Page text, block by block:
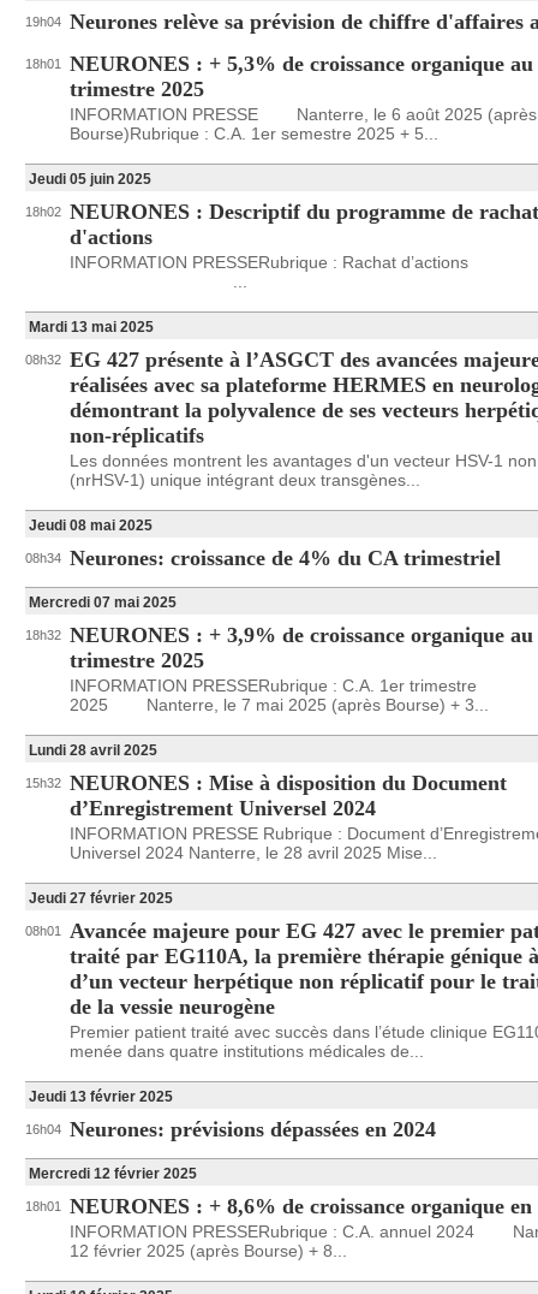
19h04 Neurones relève sa prévision de chiffre d'affaires
18h01
NEURONES : + 5,3% de croissance organique au
trimestre 2025
INFORMATION PRESSE Nanterre, le 6 août 2025 (après
Bourse)Rubrique : C.A. 1er semestre 2025 + 5...
Jeudi 05 juin 2025
18h02 NEURONES : Descriptif du programme de rachat
d'actions
INFORMATION PRESSERubrique : Rachat d’actions
Mardi 13 mai 2025
08h32 EG 427 présente à l’ASGCT des avancées
réalisées avec sa plateforme HERMES en
démontrant la polyvalence de ses vecteurs
non-réplicatifs
Les données montrent les avantages d'un vecteur HSV-1
(nrHSV-1) unique intégrant deux transgènes...
Jeudi 08 mai 2025
08h34 Neurones: croissance de 4% du CA trimestriel
Mercredi 07 mai 2025
18h32 NEURONES : + 3,9% de croissance organique au
trimestre 2025
INFORMATION PRESSERubrique : C.A. 1er trimestre
2025 Nanterre, le 7 mai 2025 (après Bourse) + 3...
Lundi 28 avril 2025
15h32 NEURONES : Mise à disposition du Document
d’Enregistrement Universel 2024
INFORMATION PRESSE Rubrique : Document
Universel 2024 Nanterre, le 28 avril 2025 Mise...
Jeudi 27 février 2025
08h01
Avancée majeure pour EG 427 avec le premier
traité par EG110A, la première thérapie génique
d’un vecteur herpétique non réplicatif pour le
de la vessie neurogène
Premier patient traité avec succès dans l’étude clinique
menée dans quatre institutions médicales de...
Jeudi 13 février 2025
16h04 Neurones: prévisions dépassées en 2024
Mercredi 12 février 2025
18h01 NEURONES : + 8,6% de croissance organique en
INFORMATION PRESSERubrique : C.A. annuel 2024
12 février 2025 (après Bourse) + 8...